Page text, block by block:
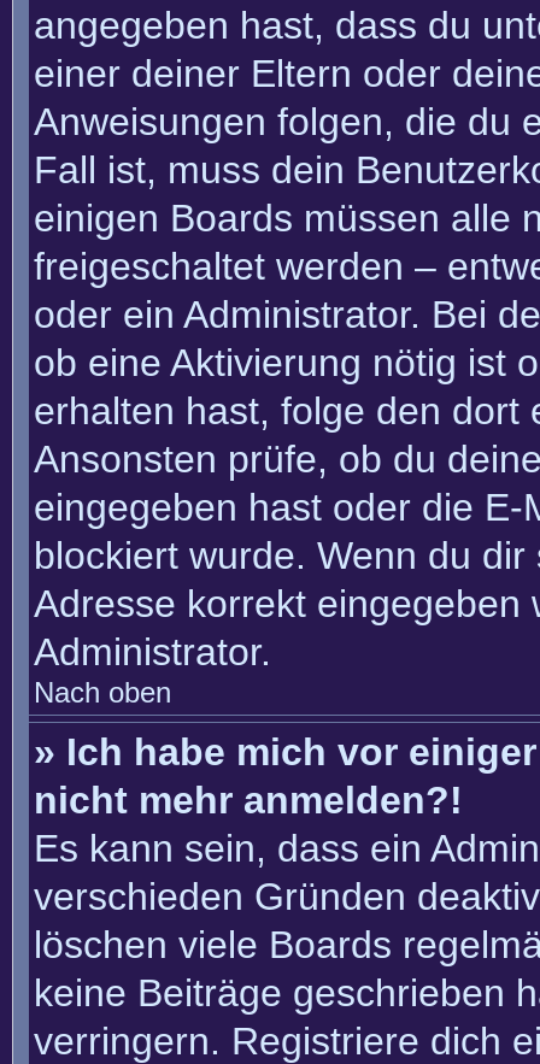
angegeben hast, dass du
einer deiner Eltern oder
Anweisungen folgen, die du
Fall ist, muss dein
einigen Boards müssen alle
freigeschaltet werden –
oder ein Administrator. Bei
ob eine Aktivierung nötig ist
erhalten hast, folge den dort
Ansonsten prüfe, ob du
eingegeben hast oder die
blockiert wurde. Wenn du
Adresse korrekt
Administrator.
Nach oben
» Ich habe mich vor
nicht mehr anmelden?!
Es kann sein, dass ein
verschieden Gründen
löschen viele Boards
keine Beiträge geschrieben
verringern. Registriere dich